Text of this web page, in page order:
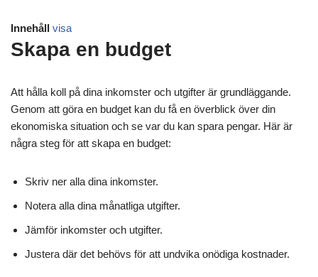
Innehåll visa
Skapa en budget
Att hålla koll på dina inkomster och utgifter är grundläggande.
Genom att göra en budget kan du få en överblick över din
ekonomiska situation och se var du kan spara pengar. Här är
några steg för att skapa en budget:
Skriv ner alla dina inkomster.
Notera alla dina månatliga utgifter.
Jämför inkomster och utgifter.
Justera där det behövs för att undvika onödiga kostnader.